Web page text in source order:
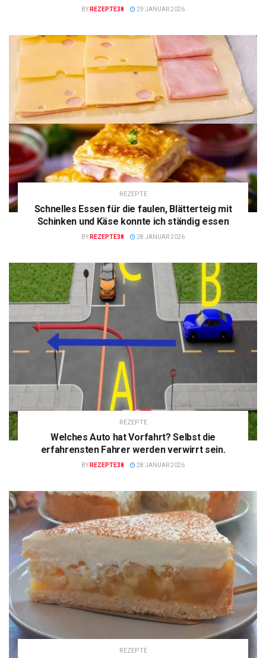
BY REZEPTE38 29 JANUAR 2026
REZEPTE
Schnelles Essen für die faulen, Blätterteig mit
Schinken und Käse konnte ich ständig essen
BY REZEPTE38 28 JANUAR 2026
REZEPTE
Welches Auto hat Vorfahrt? Selbst die
erfahrensten Fahrer werden verwirrt sein.
BY REZEPTE38 28 JANUAR 2026
REZEPTE